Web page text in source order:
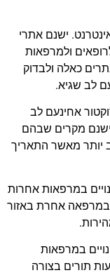
ישנם אתרי
ולמרפאות
כאלה ולבדוק
לב שגיא.
אחינעם לב
ישנם מקרים שבהם
יותר מאשר התאריך
במרפאות אחרות
במרפאה אחרת באזור
במרפאות
תורים בצורה